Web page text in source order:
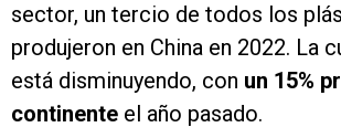
sector, un tercio de todos los
produjeron en China en 2022. La
está disminuyendo, con un 15%
continente el año pasado.